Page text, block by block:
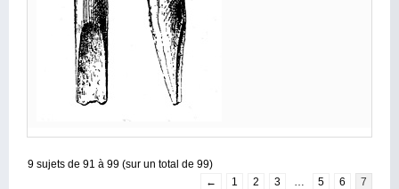
9 sujets de 91 à 99 (sur un total de 99)
←
1 2 3 … 5 6 7